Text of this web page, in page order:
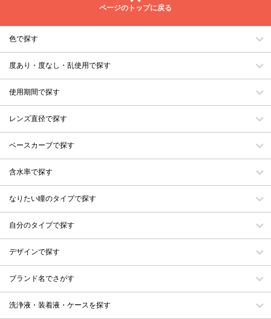
ページのトップに戻る
色で探す
度あり・度なし・乱使用で探す
使用期間で探す
レンズ直径で探す
ベースカーブで探す
含水率で探す
なりたい瞳のタイプで探す
自分のタイプで探す
デザインで探す
ブランド名でさがす
洗浄液・装着液・ケースを探す